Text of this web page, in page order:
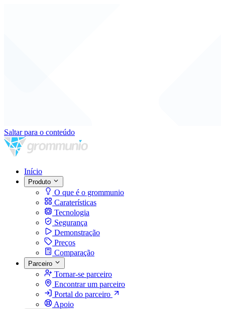
Saltar para o conteúdo
Início
Produto
O que é o grommunio
Caraterísticas
Tecnologia
Segurança
Demonstração
Preços
Comparação
Parceiro
Tornar-se parceiro
Encontrar um parceiro
Portal do parceiro
Apoio